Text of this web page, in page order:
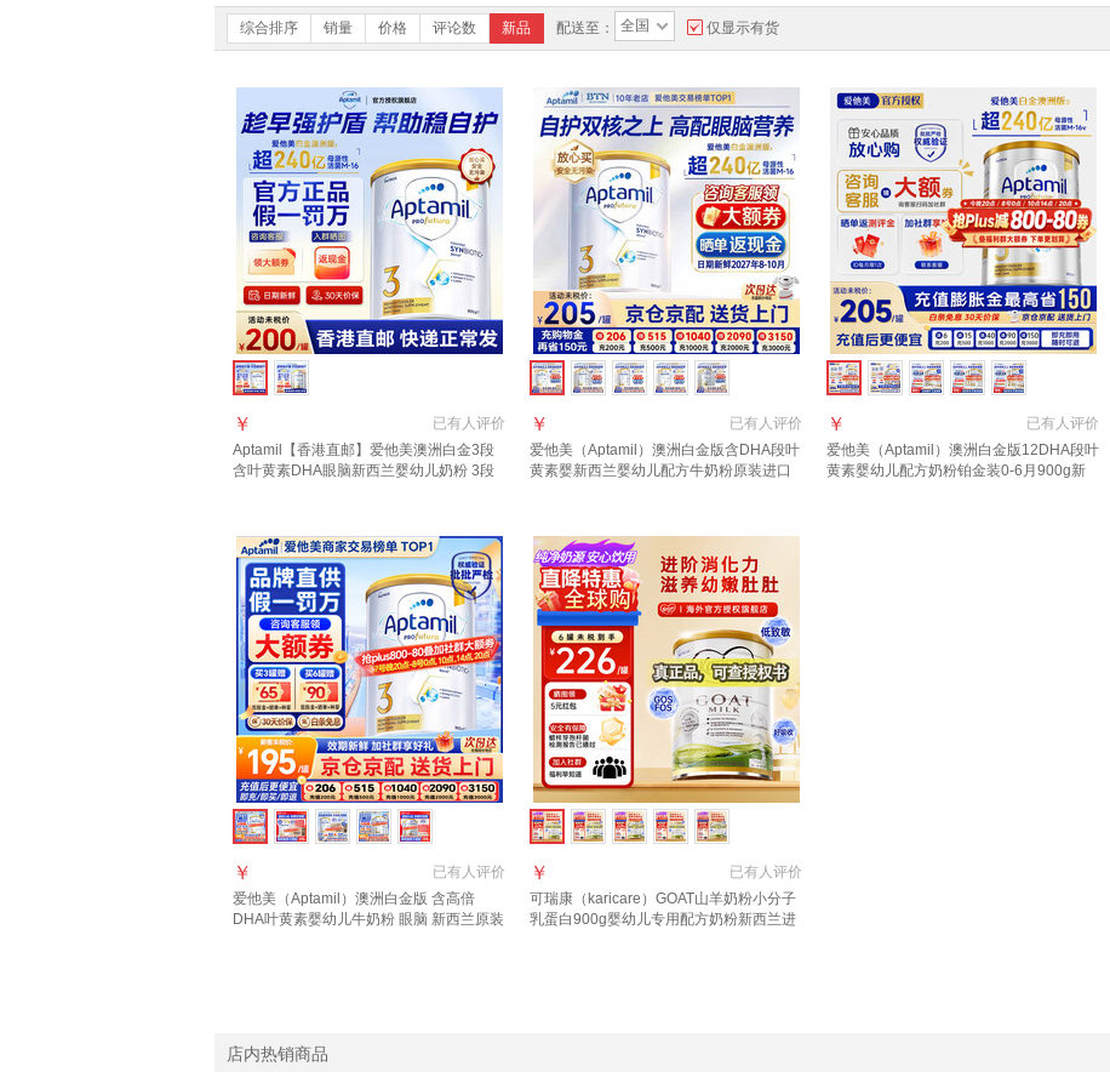
综合排序 销量 价格 评论数 新品 配送至： 全国 仅显示有货
已有人评价
￥
Aptamil【香港直邮】爱他美澳洲白金3段
含叶黄素DHA眼脑新西兰婴幼儿奶粉 3段
已有人评价
￥
爱他美（Aptamil）澳洲白金版含DHA段叶
黄素婴新西兰婴幼儿配方牛奶粉原装进口
已有人评价
￥
爱他美（Aptamil）澳洲白金版12DHA段叶
黄素婴幼儿配方奶粉铂金装0-6月900g新
已有人评价
￥
爱他美（Aptamil）澳洲白金版 含高倍
DHA叶黄素婴幼儿牛奶粉 眼脑 新西兰原装
已有人评价
￥
可瑞康（karicare）GOAT山羊奶粉小分子
乳蛋白900g婴幼儿专用配方奶粉新西兰进
店内热销商品